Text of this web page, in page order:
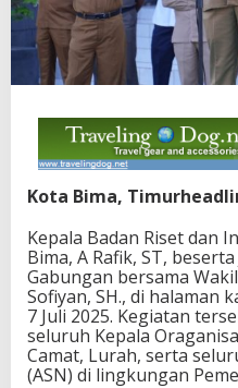
Kota Bima,
Kepala Badan Riset dan
Bima, A Rafik, ST,
Gabungan bersama
Sofiyan, SH., di halaman
7 Juli 2025. Kegiatan
seluruh Kepala
Camat, Lurah, serta
(ASN) di lingkungan